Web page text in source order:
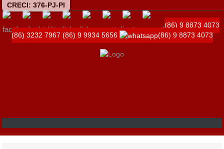
CRECI: 376-PJ-PI
(86) 9 8873 4073
(86) 3232 7967 (86) 9 9934 5656 (86) 9 8873 4073